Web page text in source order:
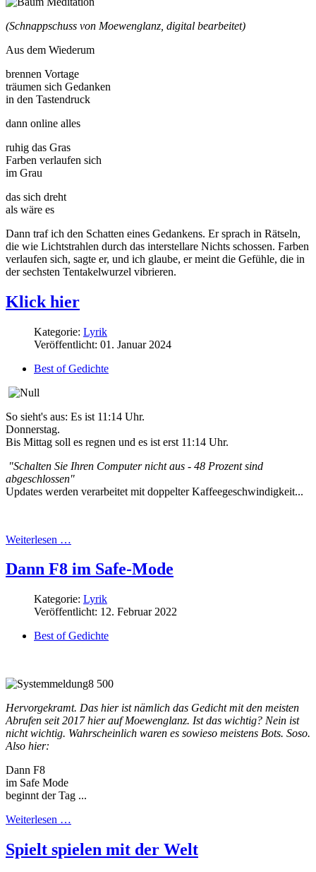
(Schnappschuss von Moewenglanz, digital bearbeitet)
Aus dem Wiederum
brennen Vortage
träumen sich Gedanken
in den Tastendruck
dann online alles
ruhig das Gras
Farben verlaufen sich
im Grau
das sich dreht
als wäre es
Dann traf ich den Schatten eines Gedankens. Er sprach in Rätseln,
die wie Lichtstrahlen durch das interstellare Nichts schossen. Farben
verlaufen sich, sagte er, und ich glaube, er meint die Gefühle, die in
der sechsten Tentakelwurzel vibrieren.
Klick hier
Kategorie: Lyrik
Veröffentlicht: 01. Januar 2024
Best of Gedichte
So sieht's aus: Es ist 11:14 Uhr.
Donnerstag.
Bis Mittag soll es regnen und es ist erst 11:14 Uhr.
"Schalten Sie Ihren Computer nicht aus - 48 Prozent sind
abgeschlossen"
Updates werden verarbeitet mit doppelter Kaffeegeschwindigkeit...
Weiterlesen …
Dann F8 im Safe-Mode
Kategorie: Lyrik
Veröffentlicht: 12. Februar 2022
Best of Gedichte
Hervorgekramt. Das hier ist nämlich das Gedicht mit den meisten
Abrufen seit 2017 hier auf Moewenglanz. Ist das wichtig? Nein ist
nicht wichtig. Wahrscheinlich waren es sowieso meistens Bots. Soso.
Also hier:
Dann F8
im Safe Mode
beginnt der Tag ...
Weiterlesen …
Spielt spielen mit der Welt